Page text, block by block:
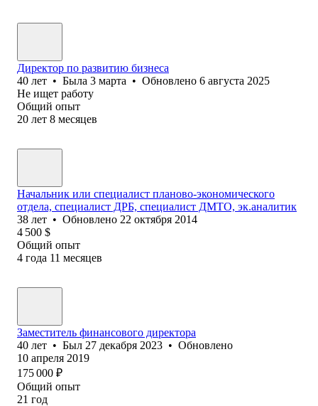
Директор по развитию бизнеса
40 лет • Была 3 марта • Обновлено 6 августа 2025
Не ищет работу
Общий опыт
20 лет 8 месяцев
Начальник или специалист планово-экономического
отдела, специалист ДРБ, специалист ДМТО, эк.аналитик
38 лет • Обновлено 22 октября 2014
4 500 $
Общий опыт
4 года 11 месяцев
Заместитель финансового директора
40 лет • Был 27 декабря 2023 • Обновлено
10 апреля 2019
175 000 ₽
Общий опыт
21 год